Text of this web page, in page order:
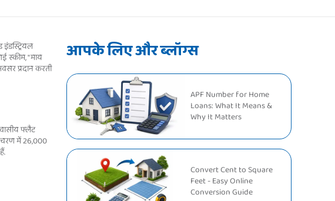
स्कीम, "माय
प्रदान करती
फ्लैट
चरण में 26,000
आपके लिए और ब्लॉग्स
APF Number for Home
Loans: What It Means &
Why It Matters
Convert Cent to Square
Feet - Easy Online
Conversion Guide